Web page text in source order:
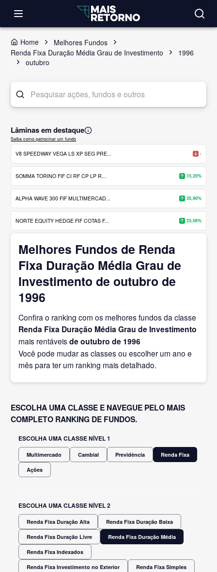
Home
Melhores Fundos
Renda Fixa Duração Média Grau de Investimento
1996
outubro
Lâminas em destaque
Saiba como patrocinar um fundo
V8 SPEEDWAY VEGA LS XP SEG PRE... -
SOMMA TORINO FIF CI RF CP LP R... 15,20%
ALPHA WAVE 300 FIF MULTIMERCAD... 35,90%
NORTE EQUITY HEDGE FIF COTAS F... 23,06%
Melhores Fundos de Renda
Fixa Duração Média Grau de
Investimento de outubro de
1996
Confira o ranking com os melhores fundos da classe
Renda Fixa Duração Média Grau de Investimento
mais rentáveisde outubro de 1996
Você pode mudar as classes ou escolher um ano e
mês para ter um ranking mais detalhado.
ESCOLHA UMA CLASSE E NAVEGUE PELO MAIS
COMPLETO RANKING DE FUNDOS.
ESCOLHA UMA CLASSE NÍVEL 1
Multimercado Cambial Previdência Renda Fixa
Ações
ESCOLHA UMA CLASSE NÍVEL 2
Renda Fixa Duração Alta Renda Fixa Duração Baixa
Renda Fixa Duração Livre Renda Fixa Duração Média
Renda Fixa Indexados
Renda Fixa Investimento no Exterior Renda Fixa Simples